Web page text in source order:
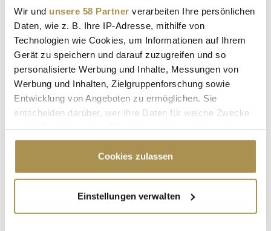
Wir und unsere 58 Partner verarbeiten Ihre persönlichen
Daten, wie z. B. Ihre IP-Adresse, mithilfe von
Technologien wie Cookies, um Informationen auf Ihrem
Gerät zu speichern und darauf zuzugreifen und so
personalisierte Werbung und Inhalte, Messungen von
Werbung und Inhalten, Zielgruppenforschung sowie
Entwicklung von Angeboten zu ermöglichen. Sie
entscheiden darüber, wer Ihre Daten für welche Zwecke
Cookie-Erklärung oder durch Klicken auf das Privacy
Trigger Symbol ändern oder widerrufen
Informationen über Ihre geografische Lage
erfassen, welche bis auf einige Meter genau sein
Cookies zulassen
Einstellungen verwalten